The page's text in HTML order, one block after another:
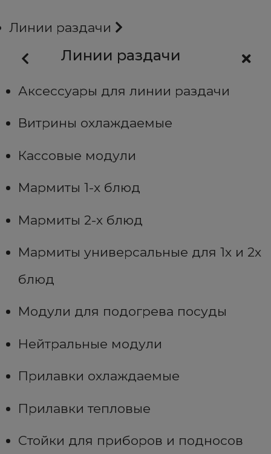
Линии раздачи
Линии раздачи
Аксессуары для линии раздачи
Витрины охлаждаемые
Кассовые модули
Мармиты 1-х блюд
Мармиты 2-х блюд
Мармиты универсальные для 1х и 2х
блюд
Модули для подогрева посуды
Нейтральные модули
Прилавки охлаждаемые
Прилавки тепловые
Стойки для приборов и подносов